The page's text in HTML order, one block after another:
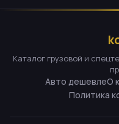
Каталог грузовой и
Авто дешевлеО
Политика